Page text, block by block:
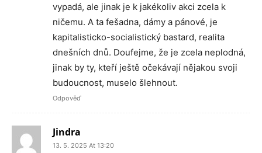
vypadá, ale jinak je k jakékoliv akci zcela k
ničemu. A ta fešadna, dámy a pánové, je
kapitalisticko-socialistický bastard, realita
dnešních dnů. Doufejme, že je zcela neplodná,
jinak by ty, kteří ještě očekávají nějakou svoji
budoucnost, muselo šlehnout.
Odpověď
Jindra
13. 5. 2025 At 13:20